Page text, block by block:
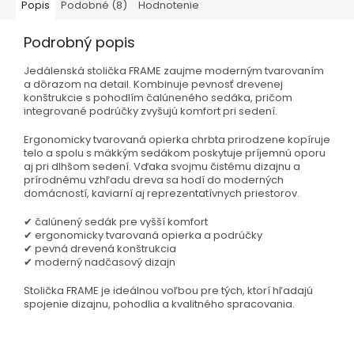
Popis Podobné (8) Hodnotenie
Podrobný popis
Jedálenská stolička FRAME zaujme moderným tvarovaním
a dôrazom na detail. Kombinuje pevnosť drevenej
konštrukcie s pohodlím čalúneného sedáka, pričom
integrované podrúčky zvyšujú komfort pri sedení.
Ergonomicky tvarovaná opierka chrbta prirodzene kopíruje
telo a spolu s mäkkým sedákom poskytuje príjemnú oporu
aj pri dlhšom sedení. Vďaka svojmu čistému dizajnu a
prírodnému vzhľadu dreva sa hodí do moderných
domácností, kaviarní aj reprezentatívnych priestorov.
✔ čalúnený sedák pre vyšší komfort
✔ ergonomicky tvarovaná opierka a podrúčky
✔ pevná drevená konštrukcia
✔ moderný nadčasový dizajn
Stolička FRAME je ideálnou voľbou pre tých, ktorí hľadajú
spojenie dizajnu, pohodlia a kvalitného spracovania.